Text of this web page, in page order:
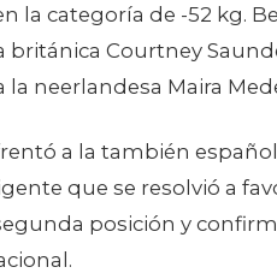
la categoría de -52 kg.
británica Courtney
neerlandesa Maira
a la también
que se resolvió a
posición y